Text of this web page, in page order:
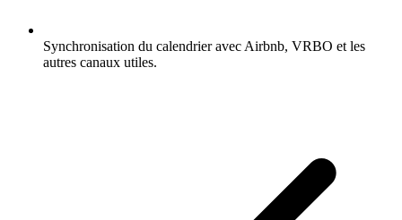
Synchronisation du calendrier avec Airbnb, VRBO et les
autres canaux utiles.